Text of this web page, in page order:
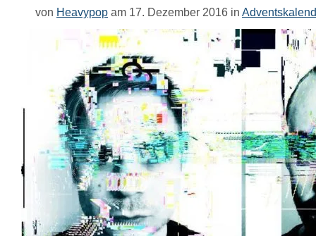
von Heavypop am 17. Dezember 2016 in